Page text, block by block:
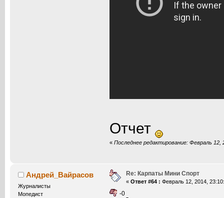
Отчет
«Последнее редактирование: Февраль
Андрей_Вайрасов
Журналисты
Мопедист
Re: Карпаты Мини Спорт
« Ответ #64 : Февраль 12, 2014,
-0